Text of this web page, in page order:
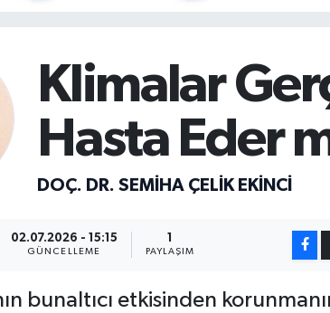
Klimalar
Hasta Eder
DOÇ. DR. SEMIHA ÇELİK EKİNCİ
02.07.2026 - 15:15
GÜNCELLEME PAYLAŞIM
bunaltıcı etkisinden